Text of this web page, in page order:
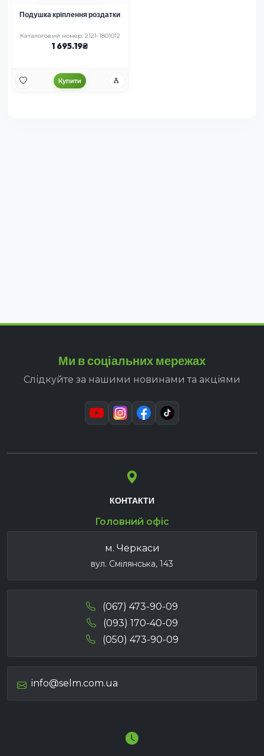
Подушка кріплення роздатки
Каталоговий номер: 2121-1801012
1 695.19
Купити
Ми в соціальних мережах
Слідкуйте за нашими новинами та акціями
КОНТАКТИ
Головний офіс
м. Черкаси
вул. Смілянська, 143
(067) 473-90-09
(093) 170-40-09
(050) 473-90-09
info@selm.com.ua